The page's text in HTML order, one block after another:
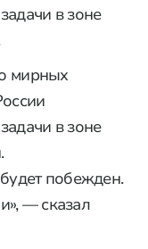
в зоне
мирных
в зоне
побежден.
— сказал